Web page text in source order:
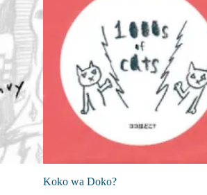
Koko wa Doko?